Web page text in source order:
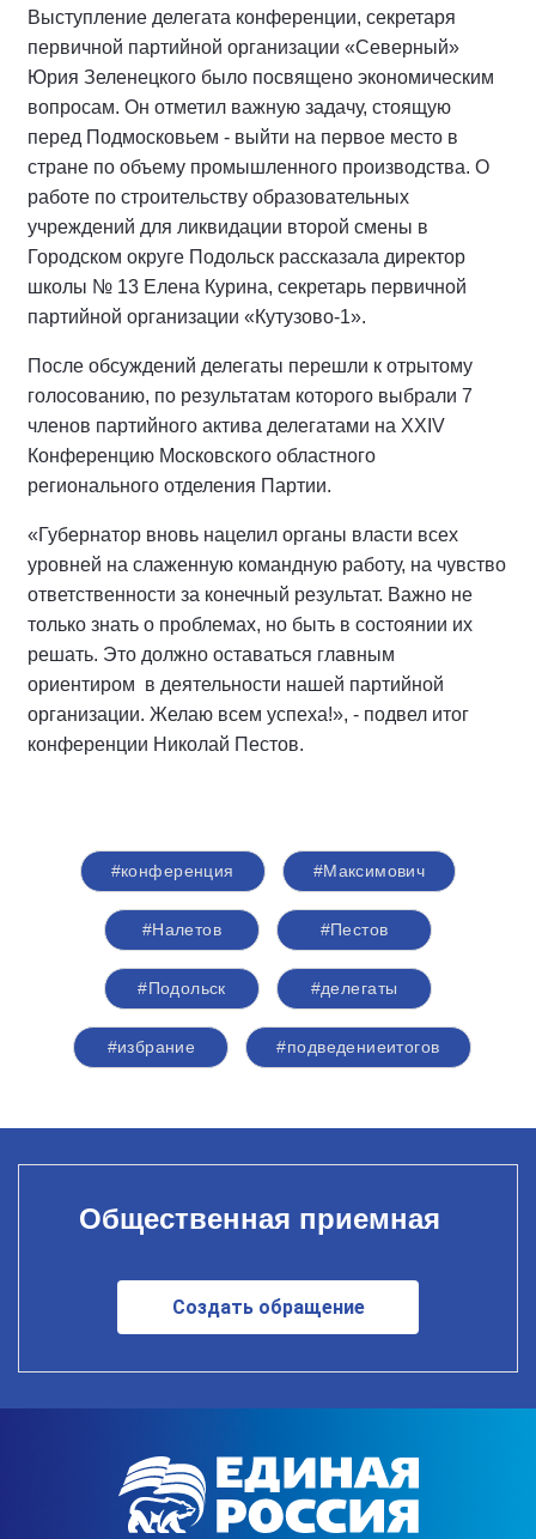
Выступление делегата конференции, секретаря
первичной партийной организации «Северный»
Юрия Зеленецкого было посвящено экономическим
вопросам. Он отметил важную задачу, стоящую
перед Подмосковьем - выйти на первое место в
стране по объему промышленного производства. О
работе по строительству образовательных
учреждений для ликвидации второй смены в
Городском округе Подольск рассказала директор
школы № 13 Елена Курина, секретарь первичной
партийной организации «Кутузово-1».
После обсуждений делегаты перешли к отрытому
голосованию, по результатам которого выбрали 7
членов партийного актива делегатами на XXIV
Конференцию Московского областного
регионального отделения Партии.
«Губернатор вновь нацелил органы власти всех
уровней на слаженную командную работу, на чувство
ответственности за конечный результат. Важно не
только знать о проблемах, но быть в состоянии их
решать. Это должно оставаться главным
ориентиром в деятельности нашей партийной
организации. Желаю всем успеха!», - подвел итог
конференции Николай Пестов.
#конференция #Максимович
#Налетов #Пестов
#Подольск #делегаты
#избрание #подведениеитогов
Общественная приемная
Создать обращение